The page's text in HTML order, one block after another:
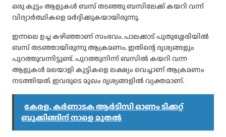
ഒരു കൂട്ടം ആളുകള്‍ ബസ് തടഞ്ഞു ബസിലേക്ക് കയറി വന്ന്
വിദ്യാര്‍ത്ഥികളെ മര്‍ദ്ദിക്കുകയായിരുന്നു.
ഇന്നലെ ഉച്ച കഴിഞ്ഞാണ് സംഭവം. പാലക്കാട് പുതുശ്ശേരിയില്‍
ബസ് തടഞ്ഞായിരുന്നു ആക്രമണം. ഇതിന്റെ ദൃശ്യങ്ങളും
പുറത്തുവന്നിട്ടുണ്ട്. പുറത്തുനിന്ന് ബസില്‍ കയറി വന്ന
ആളുകള്‍ മലയാളി കുട്ടികളെ ലക്ഷ്യം വെച്ചാണ് ആക്രമണം
നടത്തിയത്. ഇവരുടെ മുഖം ദൃശ്യങ്ങളില്‍ വ്യക്തമാണ്.
കേരള, കർണാടക ആർടിസി ഓണം ടിക്കറ്റ്
ബുക്കിങ്ങിന് നാളെ മുതൽ